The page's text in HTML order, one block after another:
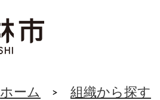
ホーム 組織から探す